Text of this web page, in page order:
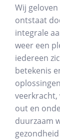
Wij
ontstaat
integrale
weer een
iedereen
betekenis
out en
duurzaam